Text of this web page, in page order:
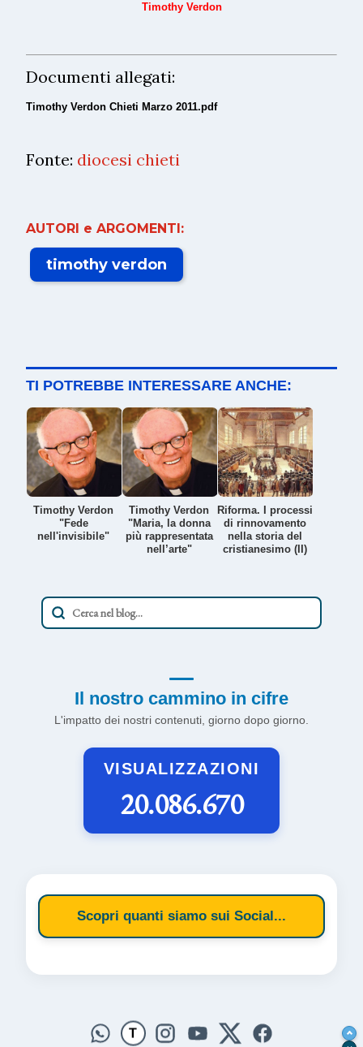
Timothy Verdon
Documenti allegati:
Timothy Verdon Chieti Marzo 2011.pdf
Fonte: diocesi chieti
AUTORI e ARGOMENTI:
timothy verdon
TI POTREBBE INTERESSARE ANCHE:
Timothy Verdon
"Fede
nell'invisibile"
Timothy Verdon
"Maria, la donna
più rappresentata
nell’arte"
Riforma. I processi
di rinnovamento
nella storia del
cristianesimo (II)
Il nostro cammino in cifre
L'impatto dei nostri contenuti, giorno dopo giorno.
VISUALIZZAZIONI
20.086.670
Scopri quanti siamo sui Social...
T